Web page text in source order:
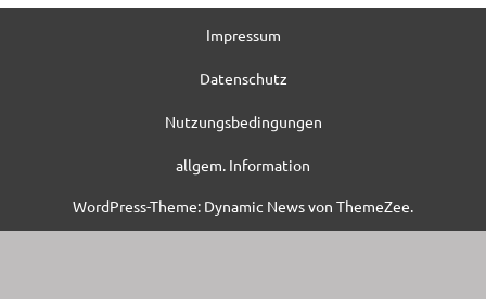
Impressum
Datenschutz
Nutzungsbedingungen
allgem. Information
WordPress-Theme: Dynamic News von ThemeZee.